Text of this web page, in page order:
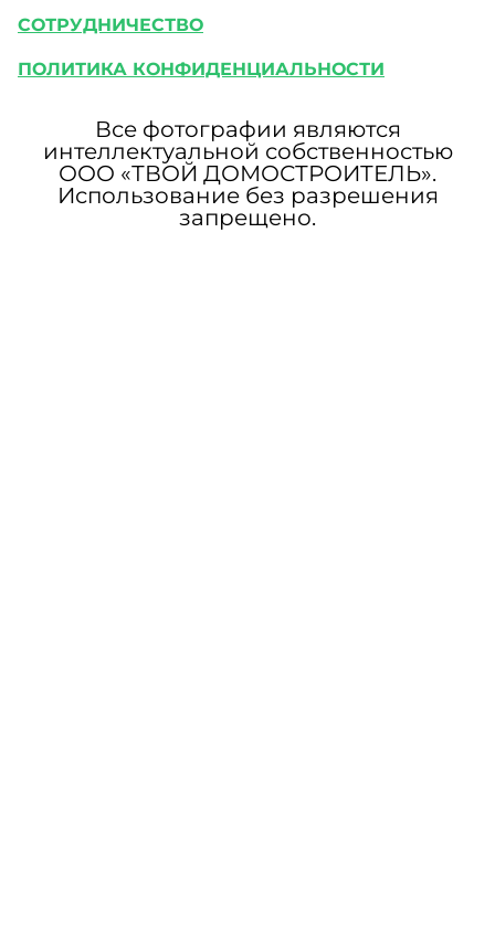
СОТРУДНИЧЕСТВО
ПОЛИТИКА КОНФИДЕНЦИАЛЬНОСТИ
Все фотографии являются
интеллектуальной собственностью
ООО «ТВОЙ ДОМОСТРОИТЕЛЬ».
Использование без разрешения
запрещено.